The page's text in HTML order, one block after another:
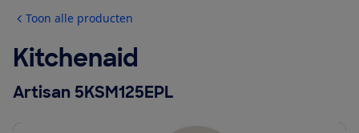
Toon alle producten
Kitchenaid
Artisan 5KSM125EPL